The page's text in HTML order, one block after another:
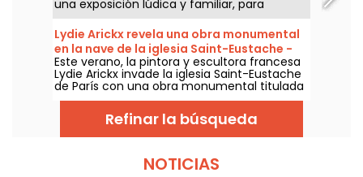
una exposición lúdica y familiar, para
recorrer del 23 de mayo al 6 de septiembre
de 2026 en el Espacio Champerret de París.
Lydie Arickx revela una obra monumental
en la nave de la iglesia Saint-Eustache -
nuestras fotos
Este verano, la pintora y escultora francesa
Lydie Arickx invade la iglesia Saint-Eustache
de París con una obra monumental titulada
"Le Souffle". La muestra se podrá visitar del
10 de julio al 29 de septiembre de 2026 para
admirar esta instalación suspendida a 7
metros sobre la nave central de la iglesia.
Refinar la búsqueda
NOTICIAS